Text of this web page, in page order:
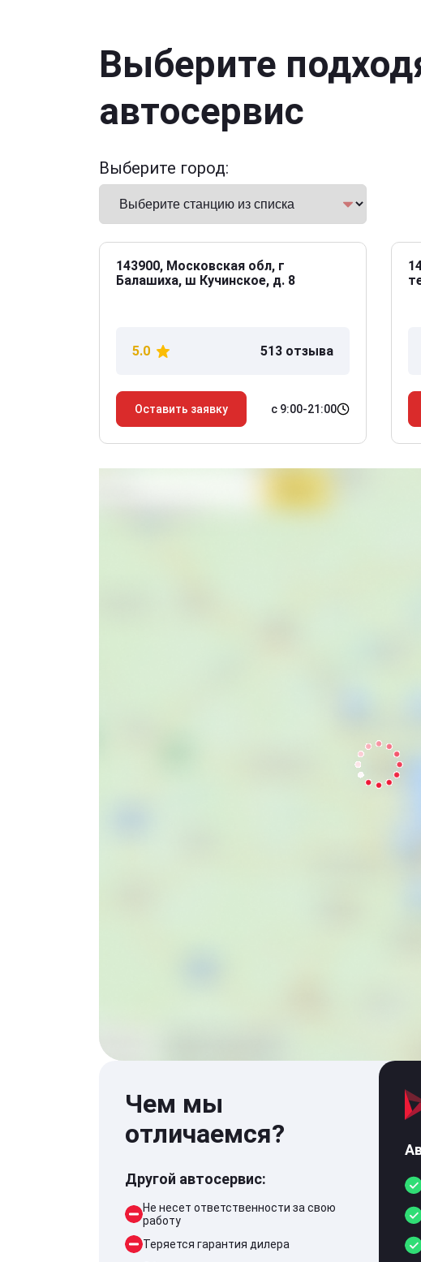
Выберите
автосервис
Выберите город:
143900, Московская обл, г
Балашиха, ш Кучинское, д. 8
5.0 513 отзыва
Оставить заявку с 9:00-21:00
Чем мы
отличаемся?
Другой автосервис:
Не несет ответственности за свою
работу
Теряется гарантия дилера